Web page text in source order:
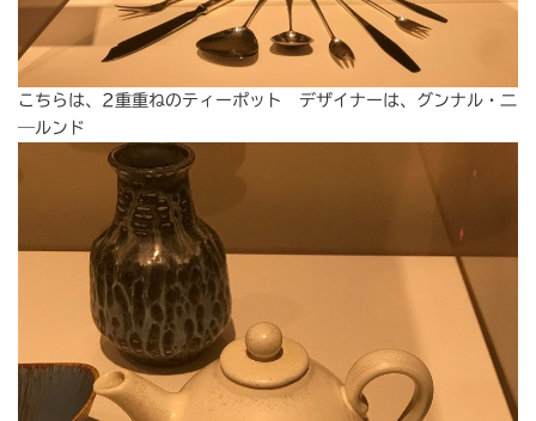
こちらは、2重重ねのティーポット デザイナーは、グンナル・二
―ルンド